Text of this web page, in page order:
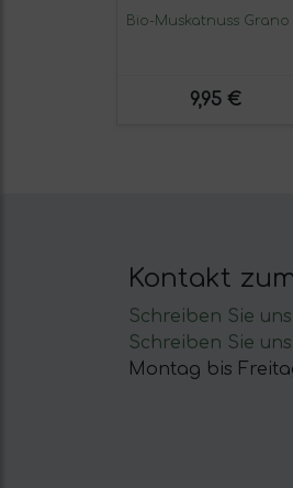
Bio-Muskatnuss
9,95 €
Kontakt
Schreiben Sie
Schreiben Sie
Montag bis